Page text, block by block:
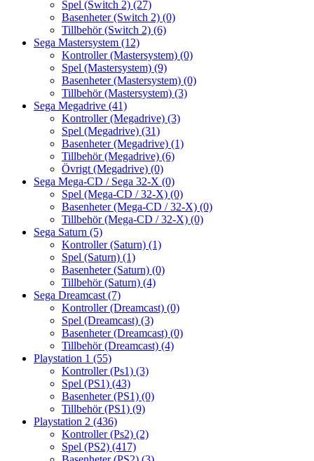
Spel (Switch 2) (27)
Basenheter (Switch 2) (0)
Tillbehör (Switch 2) (6)
Sega Mastersystem (12)
Kontroller (Mastersystem) (0)
Spel (Mastersystem) (9)
Basenheter (Mastersystem) (0)
Tillbehör (Mastersystem) (3)
Sega Megadrive (41)
Kontroller (Megadrive) (3)
Spel (Megadrive) (31)
Basenheter (Megadrive) (1)
Tillbehör (Megadrive) (6)
Övrigt (Megadrive) (0)
Sega Mega-CD / Sega 32-X (0)
Spel (Mega-CD / 32-X) (0)
Basenheter (Mega-CD / 32-X) (0)
Tillbehör (Mega-CD / 32-X) (0)
Sega Saturn (5)
Kontroller (Saturn) (1)
Spel (Saturn) (1)
Basenheter (Saturn) (0)
Tillbehör (Saturn) (4)
Sega Dreamcast (7)
Kontroller (Dreamcast) (0)
Spel (Dreamcast) (3)
Basenheter (Dreamcast) (0)
Tillbehör (Dreamcast) (4)
Playstation 1 (55)
Kontroller (Ps1) (3)
Spel (PS1) (43)
Basenheter (PS1) (0)
Tillbehör (PS1) (9)
Playstation 2 (436)
Kontroller (Ps2) (2)
Spel (PS2) (417)